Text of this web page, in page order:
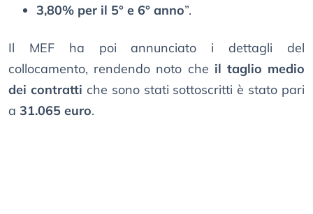
3,80% per il 5° e 6° anno”.
Il MEF ha poi annunciato i dettagli del
collocamento, rendendo noto che il taglio medio
dei contratti che sono stati sottoscritti è stato pari
a 31.065 euro.